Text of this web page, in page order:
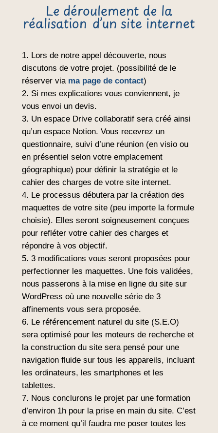
Le déroulement de la
réalisation d’un site internet
Lors de notre appel découverte, nous
discutons de votre projet. (possibilité de le
réserver via ma page de contact)
Si mes explications vous conviennent, je
vous envoi un devis.
Un espace Drive collaboratif sera créé ainsi
qu’un espace Notion. Vous recevrez un
questionnaire, suivi d’une réunion (en visio ou
en présentiel selon votre emplacement
géographique) pour définir la stratégie et le
cahier des charges de votre site internet.
Le processus débutera par la création des
maquettes de votre site (peu importe la formule
choisie). Elles seront soigneusement conçues
pour refléter votre cahier des charges et
répondre à vos objectif.
3 modifications vous seront proposées pour
perfectionner les maquettes. Une fois validées,
nous passerons à la mise en ligne du site sur
WordPress où une nouvelle série de 3
affinements vous sera proposée.
Le référencement naturel du site (S.E.O)
sera optimisé pour les moteurs de recherche et
la construction du site sera pensé pour une
navigation fluide sur tous les appareils, incluant
les ordinateurs, les smartphones et les
tablettes.
Nous conclurons le projet par une formation
d’environ 1h pour la prise en main du site. C’est
à ce moment qu’il faudra me poser toutes les